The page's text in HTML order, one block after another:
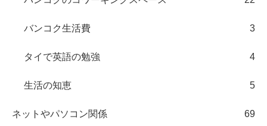
バンコク生活費 3
タイで英語の勉強 4
生活の知恵 5
ネットやパソコン関係 69